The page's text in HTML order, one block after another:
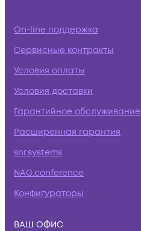
On-line поддержка
Сервисные контракты
Условия оплаты
Условия доставки
Гарантийное обслуживание
Расширенная гарантия
snr.systems
NAG.conference
Конфигураторы
ВАШ ОФИС